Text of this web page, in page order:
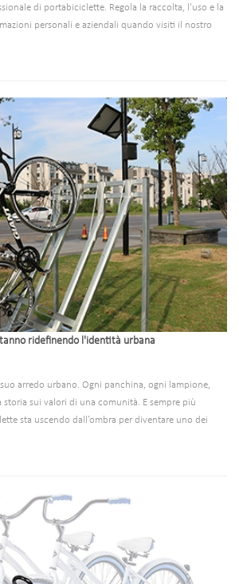
di portabiciclette. Regola la raccolta, l'uso e la
personali e aziendali quando visiti il ​​nostro
ridefinendo l'identità urbana
arredo urbano. Ogni panchina, ogni lampione,
sui valori di una comunità. E sempre più
sta uscendo dall’ombra per diventare uno dei